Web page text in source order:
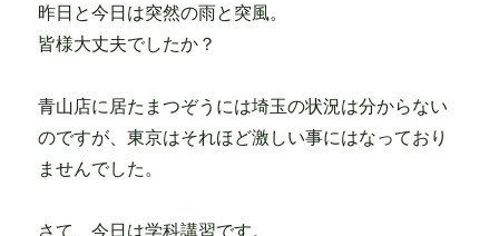
昨日と今日は突然の雨と突風。
皆様大丈夫でしたか？
青山店に居たまつぞうには埼玉の状況は分からない
のですが、東京はそれほど激しい事にはなっており
ませんでした。
さて、今日は学科講習です。